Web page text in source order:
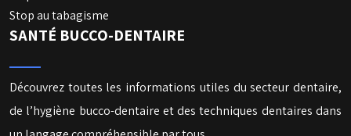
Stop au tabagisme
SANTÉ BUCCO-DENTAIRE
Découvrez toutes les informations utiles du secteur dentaire,
de l’hygiène bucco-dentaire et des techniques dentaires dans